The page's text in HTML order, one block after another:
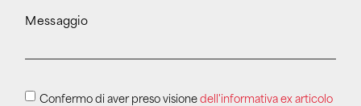
Messaggio
Confermo di aver preso visionedell'informativa ex articolo